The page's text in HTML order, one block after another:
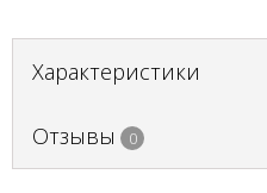
Характеристики
Отзывы 0